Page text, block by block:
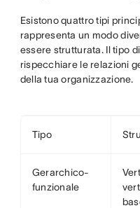
Esistono quattro tipi
rappresenta un modo
essere strutturata. Il tipo
rispecchiare le relazioni
della tua organizzazione.
Tipo
Gerarchico-
funzionale